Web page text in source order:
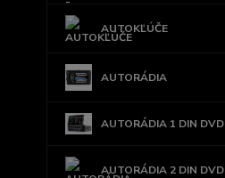
AUTOKĽÚČE
AUTORÁDIA
AUTORÁDIA 1 DIN DVD
AUTORÁDIA 2 DIN DVD